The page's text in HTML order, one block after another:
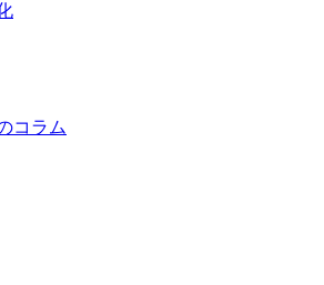
コラム